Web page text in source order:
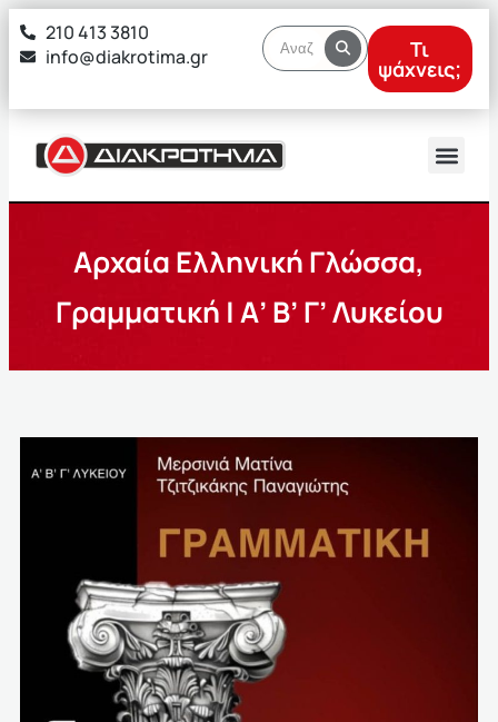
στο
περιεχόμενο
210 413 3810
info@diakrotima.gr
Τι
ψάχνεις;
Αρχαία Ελληνική Γλώσσα,
Γραμματική | Α’ Β’ Γ’ Λυκείου